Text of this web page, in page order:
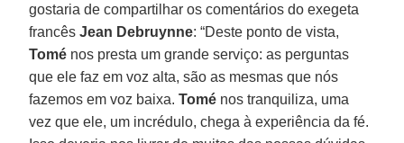
gostaria de compartilhar os comentários do exegeta
francêsJean Debruynne: “Deste ponto de vista,
Tomé nos presta um grande serviço: as perguntas
que ele faz em voz alta, são as mesmas que nós
fazemos em voz baixa.Tomé nos tranquiliza, uma
vez que ele, um incrédulo, chega à experiência da fé.